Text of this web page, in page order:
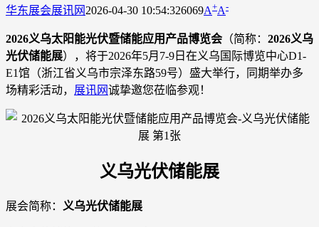
华东展会展讯网 2026-04-30 10:54:326069A+A-
2026义乌太阳能光伏暨储能应用产品博览会 （简称： 2026义乌
光伏储能展），将于2026年5月7-9日在义乌国际博览中心D1-
E1馆（浙江省义乌市宗泽东路59号）盛大举行，同期举办多
场精彩活动， 展讯网诚挚邀您莅临参观！
义乌光伏储能展
展会简称： 义乌光伏储能展